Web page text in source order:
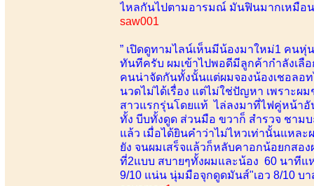
ไหลกันไปตามอารมณ์ มันฟินมากเหมือน
saw001
” เปิดดูทามไลน์เห็นมีน้องมาใหม่1 คนหุ่
ทันทีครับ ผมเข้าไปพอดีมีลูกค้ากำลังเลื
คนน่าจัดกันทั้งนั้นแต่ผมจองน้องเชอลอท
นวดไม่ได้เรื่อง แต่ไม่ใช่ปัญหา เพราะ
สาวแรกรุ่นโดยแท้ ไล่ลงมาที่ไฟคู่หน้า
ทั้ง บีบทั้งดูด ส่วนมือ ขวาก็ สำรวจ ชา
แล้ว เมื่อได้ยินคำว่าไม่ไหวเท่านั้นแหล
ยัง จนผมเสร็จแล้วก็หลับคาอกน้อยกสอ
ที่2แบบ สบายๆทั้งผมและน้อง 60 นาที
9/10 แน่น นุ่มมือจุกดูดมันส์"เอว 8/10 บา